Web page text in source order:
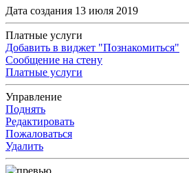
Дата создания 13 июля 2019
Платные услуги
Добавить в виджет "Познакомиться"
Сообщение на стену
Платные услуги
Управление
Поднять
Редактировать
Пожаловаться
Удалить